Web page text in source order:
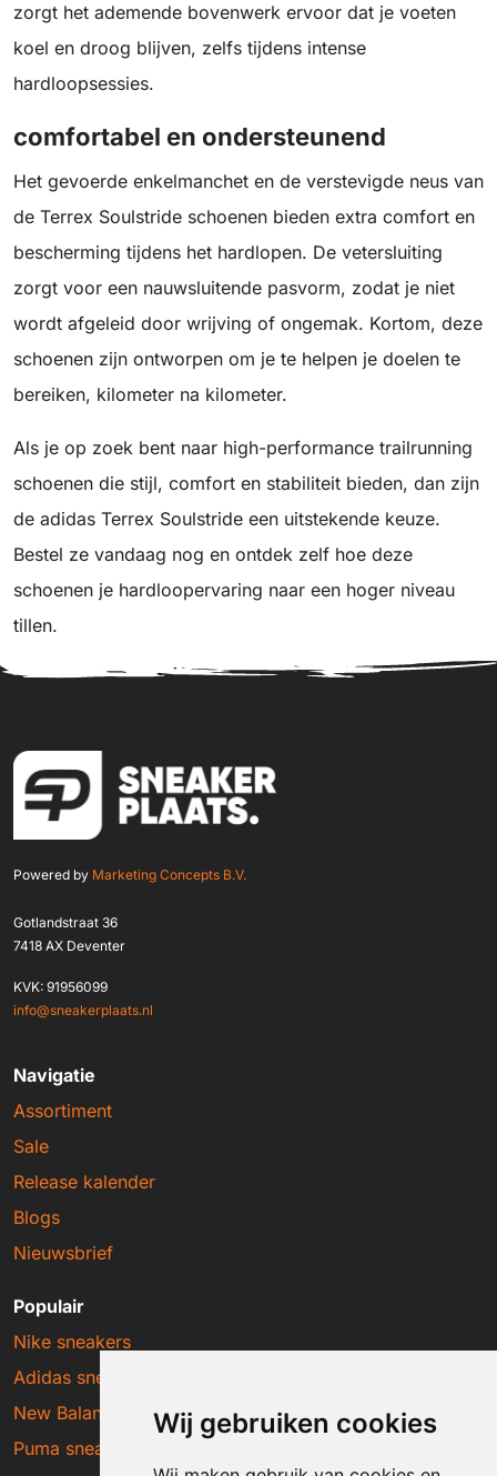
Wij gebruiken cookies
zorgt het ademende bovenwerk ervoor dat je voeten
koel en droog blijven, zelfs tijdens intense
hardloopsessies.
comfortabel en ondersteunend
Het gevoerde enkelmanchet en de verstevigde neus van
de Terrex Soulstride schoenen bieden extra comfort en
bescherming tijdens het hardlopen. De vetersluiting
zorgt voor een nauwsluitende pasvorm, zodat je niet
wordt afgeleid door wrijving of ongemak. Kortom, deze
schoenen zijn ontworpen om je te helpen je doelen te
bereiken, kilometer na kilometer.
Als je op zoek bent naar high-performance trailrunning
schoenen die stijl, comfort en stabiliteit bieden, dan zijn
de adidas Terrex Soulstride een uitstekende keuze.
Bestel ze vandaag nog en ontdek zelf hoe deze
schoenen je hardloopervaring naar een hoger niveau
tillen.
Powered by Marketing Concepts B.V.
Gotlandstraat 36
7418 AX Deventer
KVK: 91956099
info@sneakerplaats.nl
Navigatie
Assortiment
Sale
Release kalender
Blogs
Nieuwsbrief
Populair
Nike sneakers
Adidas sneakers
New Balance sneakers
Puma sneakers